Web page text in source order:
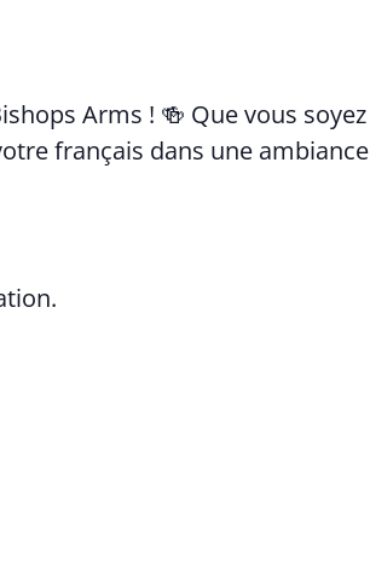
Arms ! 🍻 Que vous soyez
français dans une ambiance